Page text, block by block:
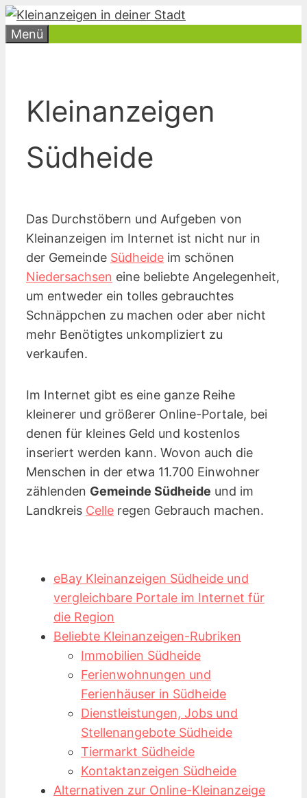
Zum
Inhalt
Menü
Kleinanzeigen
Südheide
Das Durchstöbern und Aufgeben von
Kleinanzeigen im Internet ist nicht nur in
der Gemeinde Südheide im schönen
Niedersachsen eine beliebte Angelegenheit,
um entweder ein tolles gebrauchtes
Schnäppchen zu machen oder aber nicht
mehr Benötigtes unkompliziert zu
verkaufen.
Im Internet gibt es eine ganze Reihe
kleinerer und größerer Online-Portale, bei
denen für kleines Geld und kostenlos
inseriert werden kann. Wovon auch die
Menschen in der etwa 11.700 Einwohner
zählenden Gemeinde Südheide und im
Landkreis Celle regen Gebrauch machen.
eBay Kleinanzeigen Südheide und
vergleichbare Portale im Internet für
die Region
Beliebte Kleinanzeigen-Rubriken
Immobilien Südheide
Ferienwohnungen und
Ferienhäuser in Südheide
Dienstleistungen, Jobs und
Stellenangebote Südheide
Tiermarkt Südheide
Kontaktanzeigen Südheide
Alternativen zur Online-Kleinanzeige